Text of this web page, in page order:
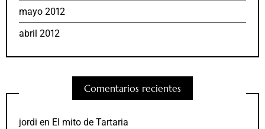
mayo 2012
abril 2012
Comentarios recientes
jordi en El mito de Tartaria